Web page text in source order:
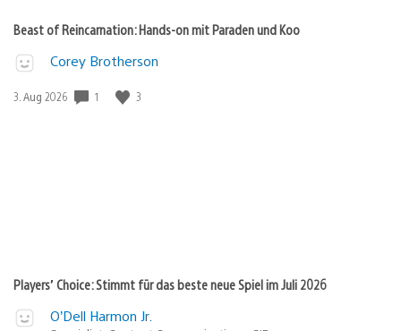
Beast of Reincarnation: Hands-on mit Paraden und Koo
Corey Brotherson
Veröffentlichungsdatum:
3. Aug 2026 1 3
Players’ Choice: Stimmt für das beste neue Spiel im Juli 2026
O’Dell Harmon Jr.